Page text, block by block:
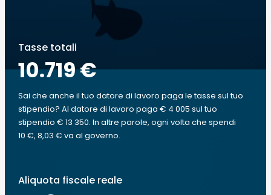
Tasse totali
10.719 €
Sai che anche il tuo datore di lavoro paga le tasse sul tuo
stipendio? Al datore di lavoro paga € 4 005 sul tuo
stipendio € 13 350. In altre parole, ogni volta che spendi
10 €, 8,03 € va al governo.
Aliquota fiscale reale